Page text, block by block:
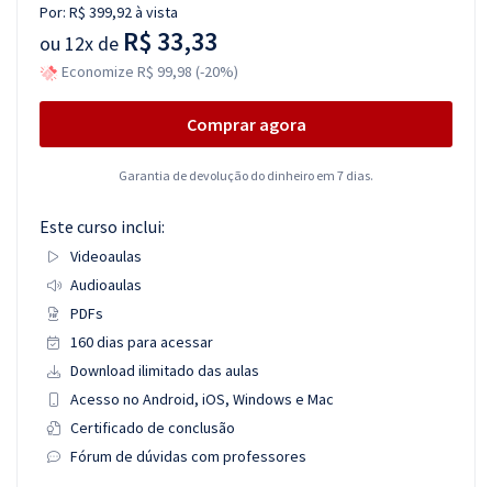
Por: R$ 399,92à vista
ou 12x de R$ 33,33
Economize R$ 99,98 (-20%)
Comprar agora
Garantia de devolução do dinheiro em 7 dias.
Este curso inclui:
Videoaulas
Audioaulas
PDFs
160 dias para acessar
Download ilimitado das aulas
Acesso no Android, iOS, Windows e Mac
Certificado de conclusão
Fórum de dúvidas com professores